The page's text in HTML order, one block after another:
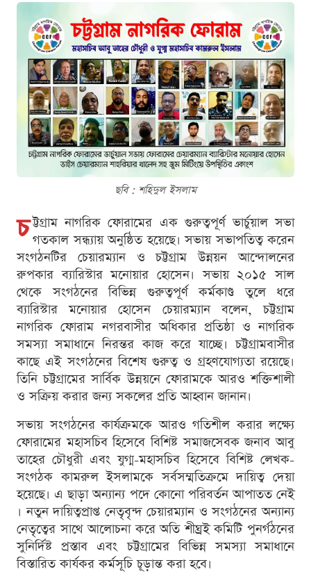
ছবি : শ‌হিদুল ইসলাম
চ ট্টগ্রাম নাগরিক ফোরামের এক গুরুত্বপূর্ণ ভার্চুয়াল সভা
গতকাল সন্ধ্যায় অনুষ্ঠিত হয়েছে। সভায় সভাপতিত্ব করেন
সংগঠনটির চেয়ারম্যান ও চট্টগ্রাম উন্নয়ন আন্দোলনের
রুপকার ব্যারিস্টার মনোয়ার হোসেন। সভায় ২০১৫ সাল
থেকে সংগঠনের বিভিন্ন গুরুত্বপূর্ণ কর্মকাণ্ড তুলে ধরে
ব্যারিস্টার মনোয়ার হোসেন চেয়ারম্যান বলেন, চট্টগ্রাম
নাগরিক ফোরাম নগরবাসীর অধিকার প্রতিষ্ঠা ও নাগরিক
সমস্যা সমাধানে নিরন্তর কাজ করে যাচ্ছে। চট্টগ্রামবাসীর
কাছে এই সংগঠনের বিশেষ গুরুত্ব ও গ্রহণযোগ্যতা রয়েছে।
তিনি চট্টগ্রামের সার্বিক উন্নয়নে ফোরামকে আরও শক্তিশালী
ও সক্রিয় করার জন্য সকলের প্রতি আহ্বান জানান।
সভায় সংগঠনের কার্যক্রমকে আরও গতিশীল করার লক্ষ্যে
ফোরামের মহাসচিব হিসেবে বিশিষ্ট সমাজসেবক জনাব আবু
তাহের চৌধুরী এবং যুগ্ম-মহাসচিব হিসেবে বিশিষ্ট লেখক-
সংগঠক কামরুল ইসলামকে সর্বসম্মতিক্রমে দায়িত্ব দেয়া
হয়েছে। এ ছাড়া অন্যান্য পদে কোনো পরিবর্তন আপাতত নেই
। নতুন দায়িত্বপ্রাপ্ত নেতৃবৃন্দ চেয়ারম্যান ও সংগঠনের অন্যান্য
নেতৃত্বের সাথে আলোচনা করে অতি শীঘ্রই কমিটি পুনর্গঠনের
সুনির্দিষ্ট প্রস্তাব এবং চট্টগ্রামের বিভিন্ন সমস্যা সমাধানে
বিস্তারিত কার্যকর কর্মসূচি চূড়ান্ত করা হবে।